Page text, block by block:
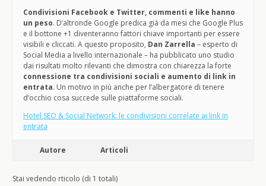
Condivisioni Facebook e Twitter, commenti e like hanno
un peso. D’altronde Google predica già da mesi che Google Plus
e il bottone +1 diventeranno fattori chiave importanti per essere
visibili e cliccati. A questo proposito, Dan Zarrella – esperto di
Social Media a livello internazionale – ha pubblicato uno studio
dai risultati molto rilevanti che dimostra con chiarezza la forte
connessione tra condivisioni sociali e aumento di link in
entrata. Un motivo in più anche per l’albergatore di tenere
d’occhio cosa succede sulle piattaforme sociali.
Hotel SEO & Social Network: le condivisioni correlate ai link in
entrata
Autore Articoli
Stai vedendo rticolo (di 1 totali)